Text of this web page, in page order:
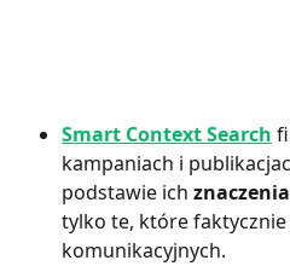
Smart Context Search
kampaniach i
podstawie ich znaczenia
tylko te, które faktycznie
komunikacyjnych.